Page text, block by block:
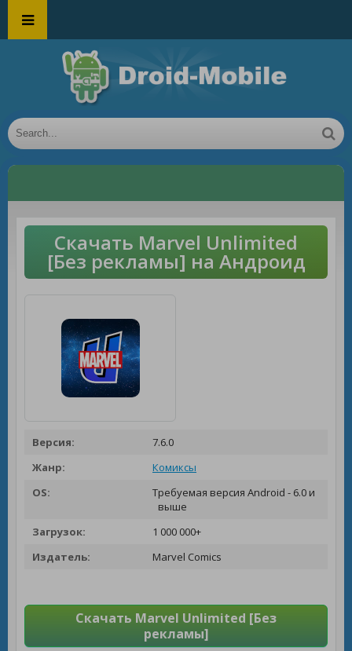
Скачать Marvel Unlimited
[Без рекламы] на Андроид
Версия:
7.6.0
Жанр:
Комиксы
OS:
Требуемая версия Android - 6.0 и
выше
Загрузок:
1 000 000+
Издатель:
Marvel Comics
Скачать Marvel Unlimited [Без
рекламы]